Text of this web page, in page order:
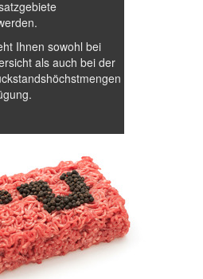
Ihnen sowohl bei
als auch bei der